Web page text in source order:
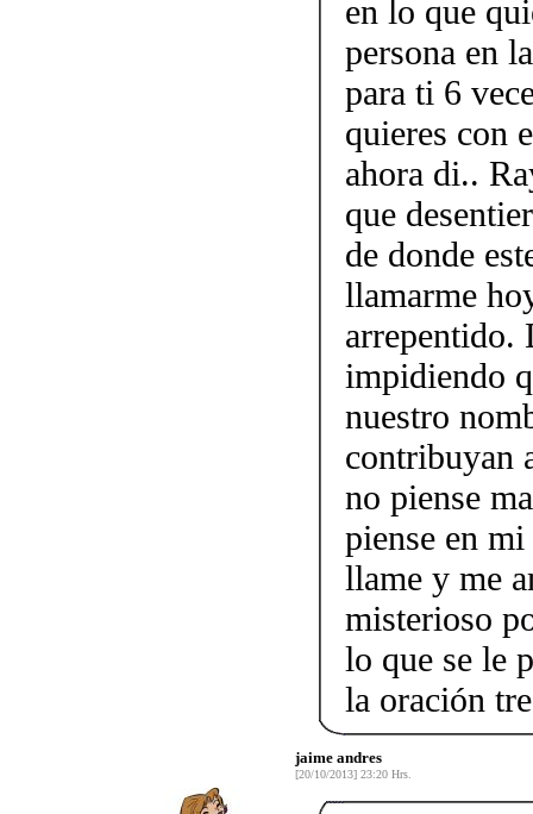
en lo que
persona en
para ti 6
quieres con
ahora di..
que
de donde
llamarme
arrepentido.
impidiendo
nuestro
contribuyan
no piense
piense en
llame y me
misterioso
lo que se le
la oración
jaime andres
[20/10/2013] 23:20 Hrs.